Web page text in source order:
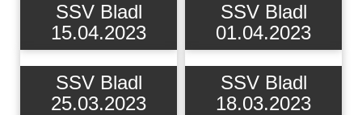
SSV Bladl
15.04.2023
SSV Bladl
01.04.2023
SSV Bladl
25.03.2023
SSV Bladl
18.03.2023